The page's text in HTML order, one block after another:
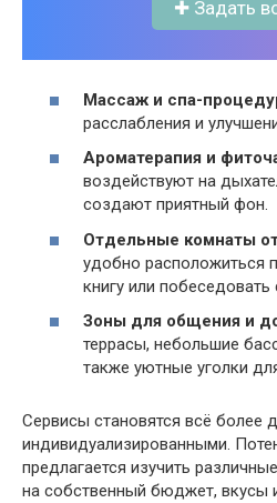
✚ Задать
Массаж и спа-
расслабления и
Ароматерапия и
воздействуют на
создают приятный фон.
Отдельные комнаты
удобно расположиться
книгу или побеседовать
Зоны для общения и
террасы, небольшие
также уютные уголки
Сервисы становятся всё более
индивидуализированными.
предлагается изучить
на собственный бюджет, вкусы